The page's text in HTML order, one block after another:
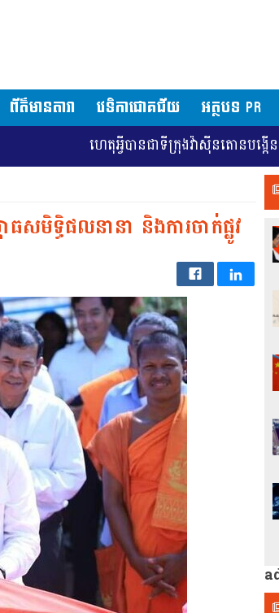
ព័ត៌មានតារា វេទិកាជោគជ័យ អត្ថបទ PR
ានជាទីក្រុងវ៉ាស៊ីនតោនបង្កើនអាវុធធុនធ្ងន់សំរាប់អ៊ុយក្រ
សមិទ្ធិផលនានា និងការចាក់ផ្លូវ